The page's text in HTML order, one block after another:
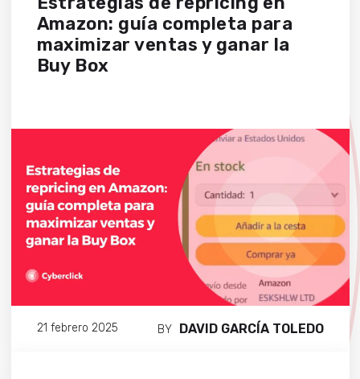
Amazon: guía completa para
maximizar ventas y ganar la
Buy Box
21 febrero 2025 BY DAVID GARCÍA TOLEDO